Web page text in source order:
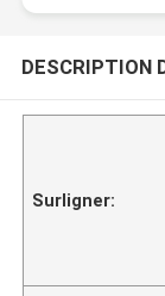
DESCRIPTION
Surligner: